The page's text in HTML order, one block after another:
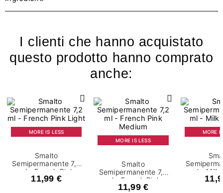
I clienti che hanno acquistato
questo prodotto hanno comprato
anche:
MORE IS LESS
Smalto
Semipermanente 7,2
ml - French Pink
Light
11,99 €
MORE IS LESS
Smalto
Semipermanente 7,2
ml - French Pink
Medium
11,99 €
MORE
ml -